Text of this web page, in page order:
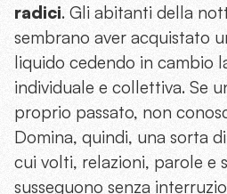
radici. Gli abitanti della
sembrano aver acquistato
liquido cedendo in cambio
individuale e collettiva. Se
proprio passato, non
Domina, quindi, una sorta
cui volti, relazioni, parole e
susseguono senza